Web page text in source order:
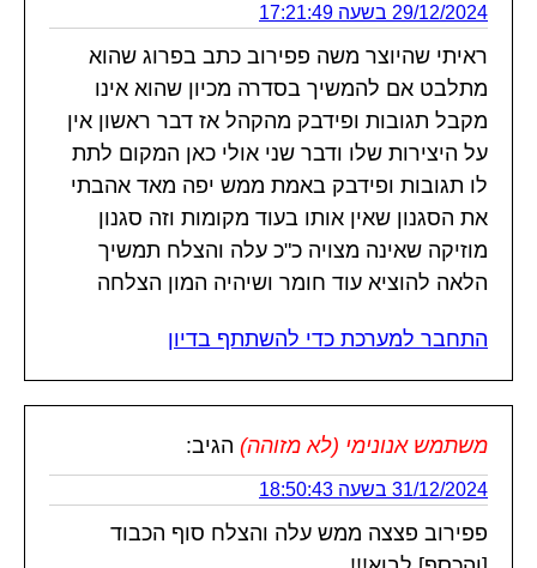
29/12/2024 בשעה 17:21:49
ראיתי שהיוצר משה פפירוב כתב בפרוג שהוא
מתלבט אם להמשיך בסדרה מכיון שהוא אינו
מקבל תגובות ופידבק מהקהל אז דבר ראשון אין
על היצירות שלו ודבר שני אולי כאן המקום לתת
לו תגובות ופידבק באמת ממש יפה מאד אהבתי
את הסגנון שאין אותו בעוד מקומות וזה סגנון
מוזיקה שאינה מצויה כ"כ עלה והצלח תמשיך
הלאה להוציא עוד חומר ושיהיה המון הצלחה
התחבר למערכת כדי להשתתף בדיון
משתמש אנונימי (לא מזוהה) הגיב:
31/12/2024 בשעה 18:50:43
פפירוב פצצה ממש עלה והצלח סוף הכבוד